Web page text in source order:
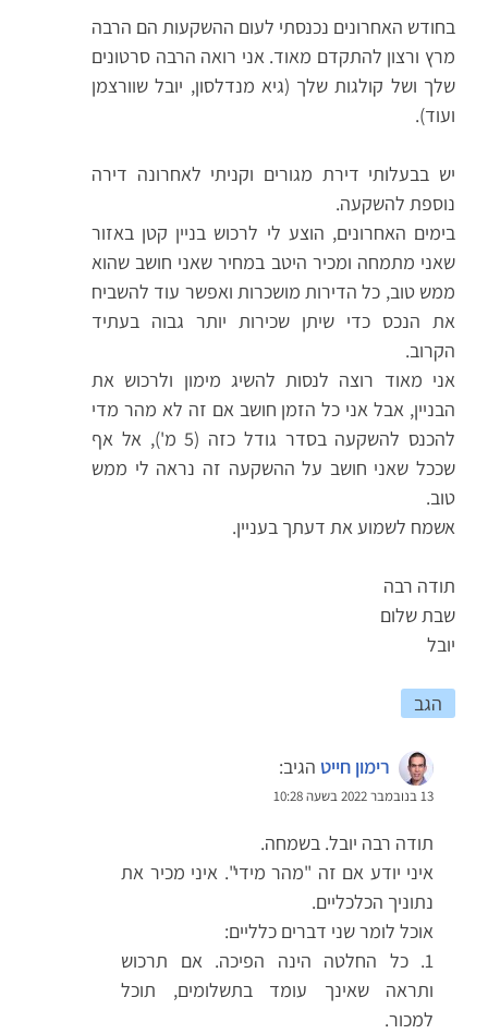
בחודש האחרונים נכנסתי לעום ההשקעות הם הרבה
מרץ ורצון להתקדם מאוד. אני רואה הרבה סרטונים
שלך ושל קולגות שלך (גיא מנדלסון, יובל שוורצמן
ועוד).
יש בבעלותי דירת מגורים וקניתי לאחרונה דירה
נוספת להשקעה.
בימים האחרונים, הוצע לי לרכוש בניין קטן באזור
שאני מתמחה ומכיר היטב במחיר שאני חושב שהוא
ממש טוב, כל הדירות מושכרות ואפשר עוד להשביח
את הנכס כדי שיתן שכירות יותר גבוה בעתיד
הקרוב.
אני מאוד רוצה לנסות להשיג מימון ולרכוש את
הבניין, אבל אני כל הזמן חושב אם זה לא מהר מדי
להכנס להשקעה בסדר גודל כזה (5 מ'), אל אף
שככל שאני חושב על ההשקעה זה נראה לי ממש
טוב.
אשמח לשמוע את דעתך בעניין.
תודה רבה
שבת שלום
יובל
הגב
רימון חייט הגיב:
13 בנובמבר 2022 בשעה 10:28
תודה רבה יובל. בשמחה.
איני יודע אם זה "מהר מידי". איני מכיר את
נתוניך הכלכליים.
אוכל לומר שני דברים כלליים:
1. כל החלטה הינה הפיכה. אם תרכוש
ותראה שאינך עומד בתשלומים, תוכל
למכור.